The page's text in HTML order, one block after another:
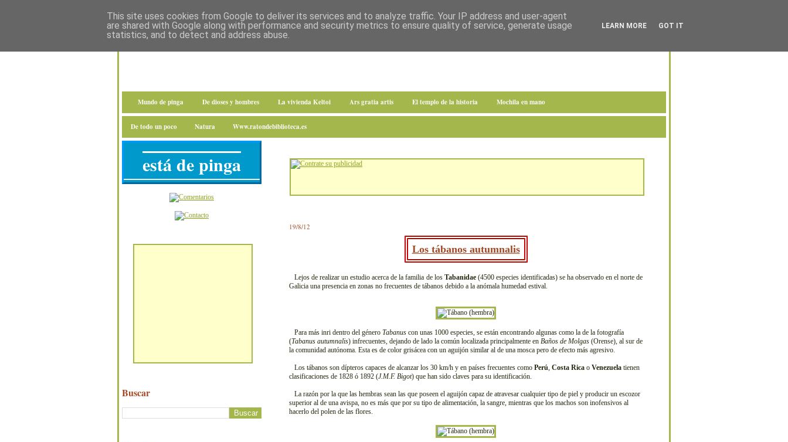
Mundo de pinga De dioses y hombres La vivienda Keltoi Ars gratia artis El templo de la historia Mochila en mano
De todo un poco Natura Www.ratondebiblioteca.es
19/8/12
Los tábanos autumnalis
Lejos de realizar un estudio acerca de la familia de los Tabanidae(4500 especies identificadas) se ha observado en el norte de
Galicia una presencia en zonas no frecuentes de tábanos debido a la anómala humedad estival.
Para más inri dentro del género Tabanus con unas 1000 especies, se están encontrando algunas como la de la fotografía
(Tabanus autumnalis) infrecuentes, dejando de lado la común localizada principalmente en Baños de Molgas (Orense), al sur de
la comunidad autónoma. Esta es de color grisácea con un aguijón similar al de una mosca pero de efecto más agresivo.
Los tábanos son dípteros capaces de alcanzar los 30 km/h y en países frecuentes como Perú, Costa Rica o Venezuela tienen
clasificaciones de 1828 ó 1892 (J.M.F. Bigot) que han sido claves para su identificación.
La razón por la que las hembras sean las que poseen el aguijón capaz de atravesar cualquier tipo de piel y producir un escozor
superior al de una avispa, no es más que por su tipo de alimentación, la sangre, mientras que los machos son inofensivos al
hacerlo del polen de las flores.
está de pinga
Buscar
This site uses cookies from Google to deliver its services and to analyze traffic. Your IP address and user-agent
are shared with Google along with performance and security metrics to ensure quality of service, generate usage
statistics, and to detect and address abuse.
LEARN MORE GOT IT